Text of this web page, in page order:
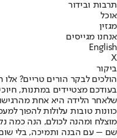
תרבות ובידור
אוכל
מגזין
אנחנו מגייסים
English
X
ביקור
הולכים לבקר הורים טריים?
בעודכם מצטיידים במתנות,
שלאחר הלידה היא אחת
כוונות טובות עלולות להפוך
מוצלח ומהנה לכולם, הנה כמה
שם – עם הבנה ותמיכה, בלי